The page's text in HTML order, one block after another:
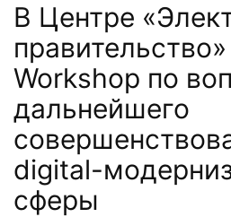
В Центре
Workshop по
дальнейшего
digital-
сферы